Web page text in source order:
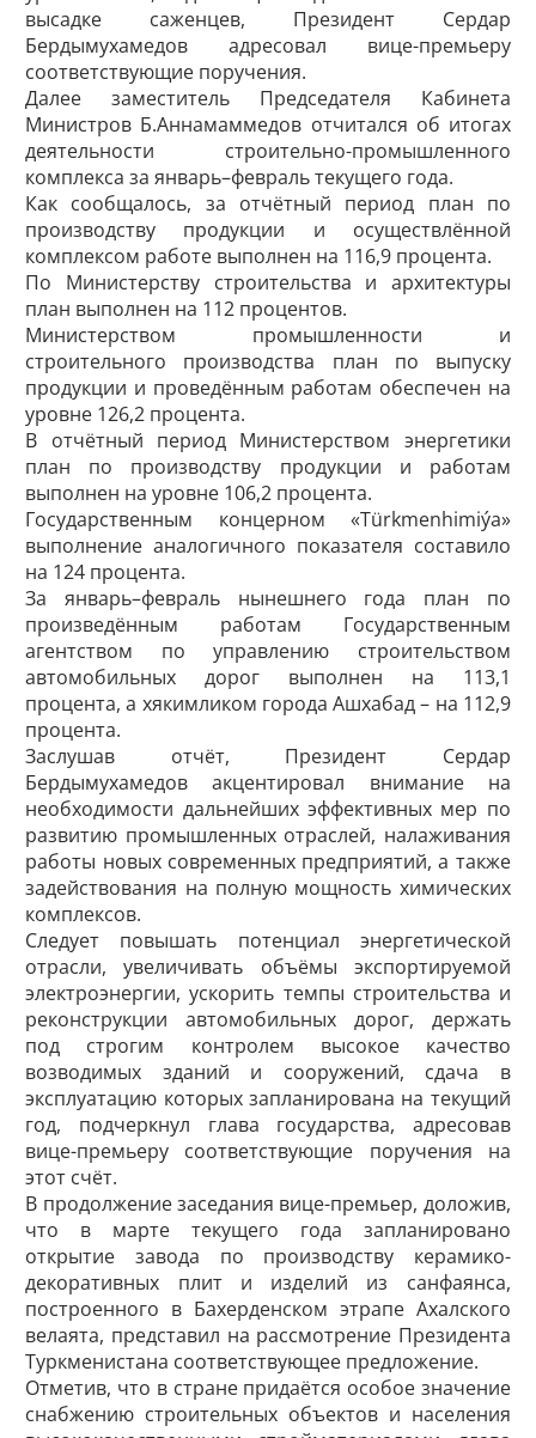
высадке саженцев, Президент Сердар
Бердымухамедов адресовал вице-премьеру
соответствующие поручения.
Далее заместитель Председателя Кабинета
Министров Б.Аннамаммедов отчитался об итогах
деятельности строительно-промышленного
комплекса за январь–февраль текущего года.
Как сообщалось, за отчётный период план по
производству продукции и осуществлённой
комплексом работе выполнен на 116,9 процента.
По Министерству строительства и архитектуры
план выполнен на 112 процентов.
Министерством промышленности и
строительного производства план по выпуску
продукции и проведённым работам обеспечен на
уровне 126,2 процента.
В отчётный период Министерством энергетики
план по производству продукции и работам
выполнен на уровне 106,2 процента.
Государственным концерном «Türkmen­himiýa»
выполнение аналогичного показателя составило
на 124 процента.
За январь–февраль нынешнего года план по
произведённым работам Государственным
агентством по управлению строи­тельством
автомобильных дорог выполнен на 113,1
процента, а хякимликом города Ашхабад – на 112,9
процента.
Заслушав отчёт, Президент Сердар
Бердымухамедов акцентировал внимание на
необходимости дальнейших эффективных мер по
развитию промышленных отраслей, налаживания
работы новых современных предприятий, а также
задействования на полную мощность химических
комплексов.
Следует повышать потенциал энергетической
отрасли, увеличивать объёмы экспортируемой
электроэнергии, ускорить темпы строительства и
реконструкции автомобильных дорог, держать
под строгим контролем высокое качество
возводимых зданий и сооружений, сдача в
эксплуатацию которых запланирована на текущий
год, подчеркнул глава государства, адресовав
вице-премьеру соответствующие поручения на
этот счёт.
В продолжение заседания вице-премьер, доложив,
что в марте текущего года запланировано
открытие завода по производству керамико-
декоративных плит и изделий из санфаянса,
построенного в Бахерденском этрапе Ахалского
велаята, представил на рассмотрение Президента
Туркменистана соответствующее предложение.
Отметив, что в стране придаётся особое значение
снабжению строительных объектов и населения